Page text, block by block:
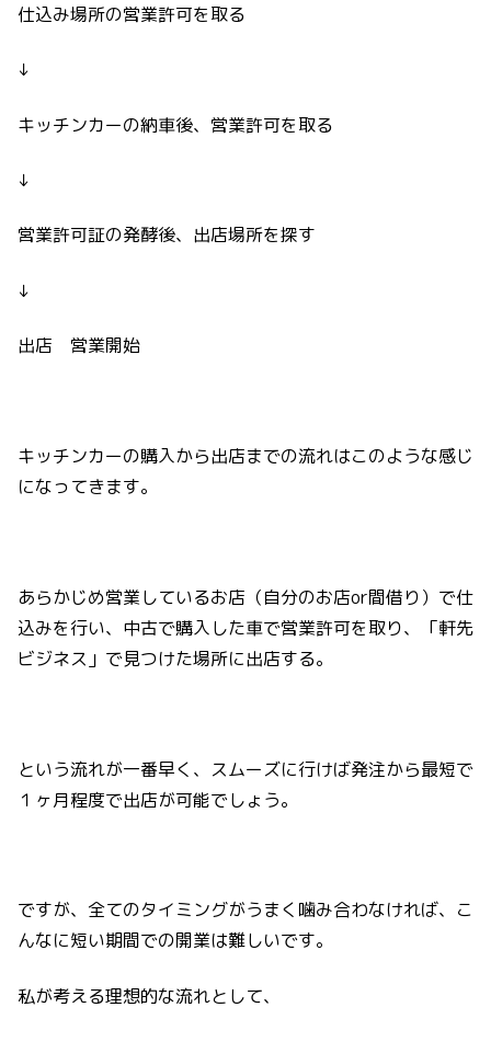
仕込み場所の営業許可を取る
↓
キッチンカーの納車後、営業許可を取る
↓
営業許可証の発酵後、出店場所を探す
↓
出店 営業開始
キッチンカーの購入から出店までの流れはこのような感じ
になってきます。
あらかじめ営業しているお店（自分のお店or間借り）で仕
込みを行い、中古で購入した車で営業許可を取り、「軒先
ビジネス」で見つけた場所に出店する。
という流れが一番早く、スムーズに行けば発注から最短で
１ヶ月程度で出店が可能でしょう。
ですが、全てのタイミングがうまく噛み合わなければ、こ
んなに短い期間での開業は難しいです。
私が考える理想的な流れとして、